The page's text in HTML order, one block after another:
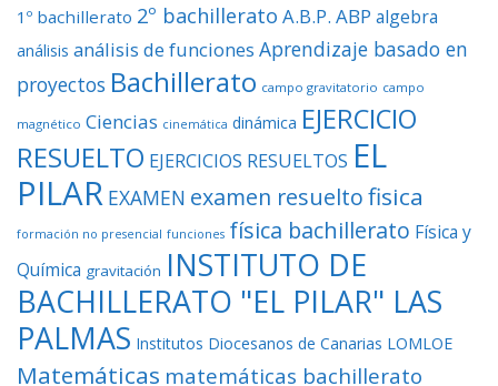
1º bachillerato 2º bachillerato A.B.P. ABP algebra
análisis análisis de funciones Aprendizaje basado en
proyectos Bachillerato campo gravitatorio campo
magnético Ciencias cinemática dinámica EJERCICIO
RESUELTO EJERCICIOS RESUELTOS EL
PILAR EXAMEN examen resueltofisica
formación no presencial funciones física bachillerato Física y
Química gravitación INSTITUTO DE
BACHILLERATO "EL PILAR" LAS
PALMAS Institutos Diocesanos de Canarias LOMLOE
Matemáticas matemáticas bachillerato